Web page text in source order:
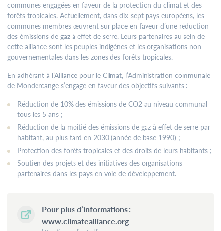
communes engagées en faveur de la protection du climat et des
forêts tropicales. Actuellement, dans dix-sept pays européens, les
communes membres œuvrent sur place en faveur d’une réduction
des émissions de gaz à effet de serre. Leurs partenaires au sein de
cette alliance sont les peuples indigènes et les organisations non-
gouvernementales dans les zones des forêts tropicales.
En adhérant à l’Alliance pour le Climat, l’Administration communale
de Mondercange s’engage en faveur des objectifs suivants :
Réduction de 10% des émissions de CO2 au niveau communal
tous les 5 ans ;
Réduction de la moitié des émissions de gaz à effet de serre par
habitant, au plus tard en 2030 (année de base 1990) ;
Protection des forêts tropicales et des droits de leurs habitants ;
Soutien des projets et des initiatives des organisations
partenaires dans les pays en voie de développement.
Pour plus d’informations :
www.climatealliance.org